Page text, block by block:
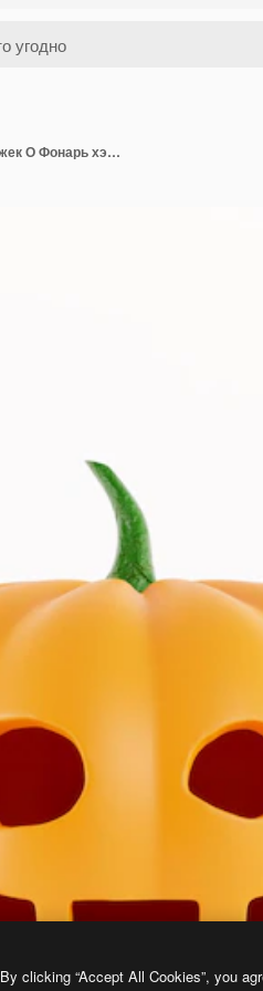
Тыква на Хэллоуин со смешным улыбающимся лицом Джек О Фонарь хэллоуин тыква 3d рендеринг
By clicking “Accept All Cookies”, you